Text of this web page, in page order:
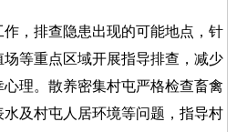
，排查隐患出现的可能地点，针
等重点区域开展指导排查，减少
理。散养密集村屯严格检查畜禽
及村屯人居环境等问题，指导村